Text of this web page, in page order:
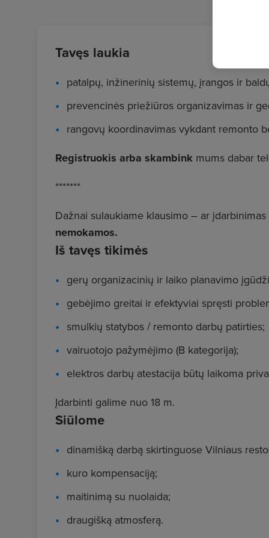
Siūlome
dinamišką darbą skirtinguose Vilniaus
kuro kompensaciją;
maitinimą su nuolaida;
draugišką atmosferą.
Iš tavęs tikimės
gerų organizacinių ir laiko planavimo
gebėjimo greitai ir efektyviai spręsti
smulkių statybos / remonto darbų patirties;
vairuotojo pažymėjimo (B kategorija);
elektros darbų atestacija būtų laikoma
Įdarbinti galime nuo 18 m.
Tavęs laukia
patalpų, inžinerinių sistemų, įrangos ir
prevencinės priežiūros organizavimas ir
rangovų koordinavimas vykdant remonto
Registruokis arba skambink mums dabar
*******
Dažnai sulaukiame klausimo – ar įdarbinimas
nemokamos.